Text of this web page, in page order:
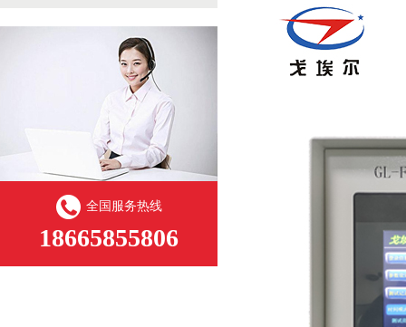
全国服务热线
18665855806